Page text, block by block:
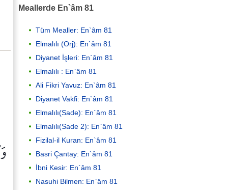
Meallerde En`âm 81
Tüm Mealler: En`âm 81
Elmalılı (Orj): En`âm 81
Diyanet İşleri: En`âm 81
Elmalılı : En`âm 81
Ali Fikri Yavuz: En`âm 81
Diyanet Vakfi: En`âm 81
Elmalılı(Sade): En`âm 81
Elmalılı(Sade 2): En`âm 81
Fizilal-il Kuran: En`âm 81
Basri Çantay: En`âm 81
İbni Kesir: En`âm 81
Nasuhi Bilmen: En`âm 81